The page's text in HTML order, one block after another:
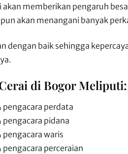
memberikan pengaruh
akan menangani banyak
dengan baik sehingga
di Bogor Meliputi:
pengacara perdata
pengacara pidana
pengacara waris
perceraian